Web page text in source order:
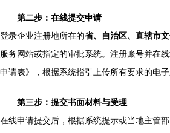
第二步：在线提交申请
登录企业注册地所在的省、自治区、直辖市文
服务网站或指定的审批系统。注册账号并在
申请表》，根据系统指引上传所有要求的电子
第三步：提交书面材料与受理
在线申请提交后，根据系统提示或当地主管